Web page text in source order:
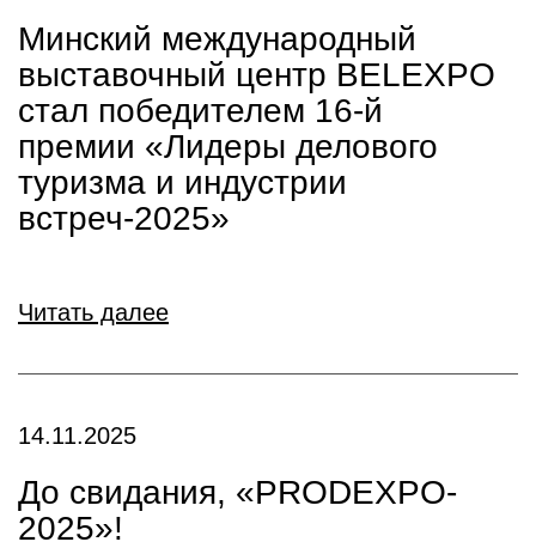
Минский международный
выставочный центр BELEXPO
стал победителем 16-й
премии «Лидеры делового
туризма и индустрии
встреч-2025»
Читать далее
14.11.2025
До свидания, «PRODEXPO-
2025»!